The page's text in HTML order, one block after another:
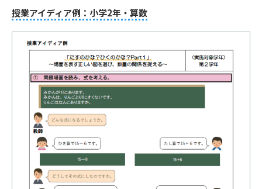
授業アイディア例：小学2年・算数